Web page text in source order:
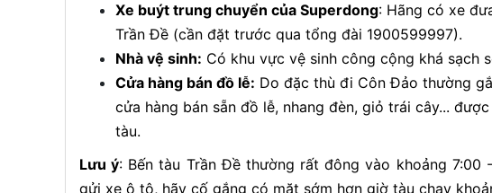
Xe buýt trung chuyển của Superdong: Hãng có xe
Trần Đề (cần đặt trước qua tổng đài 1900599997).
Nhà vệ sinh: Có khu vực vệ sinh công cộng khá sạch
Cửa hàng bán đồ lễ: Do đặc thù đi Côn Đảo thường
cửa hàng bán sẵn đồ lễ, nhang đèn, giỏ trái cây...
tàu.
Lưu ý: Bến tàu Trần Đề thường rất đông vào khoảng 7:00
gửi xe ô tô, hãy cố gắng có mặt sớm hơn giờ tàu chạy